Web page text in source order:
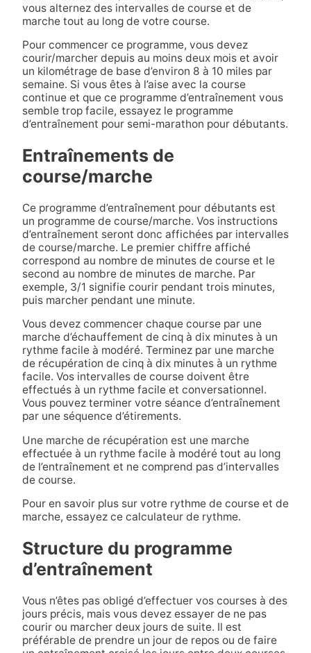
vous alternez des intervalles de course et de
marche tout au long de votre course.
Pour commencer ce programme, vous devez
courir/marcher depuis au moins deux mois et avoir
un kilométrage de base d’environ 8 à 10 miles par
semaine. Si vous êtes à l’aise avec la course
continue et que ce programme d’entraînement vous
semble trop facile, essayez le programme
d’entraînement pour semi-marathon pour débutants.
Entraînements de
course/marche
Ce programme d’entraînement pour débutants est
un programme de course/marche. Vos instructions
d’entraînement seront donc affichées par intervalles
de course/marche. Le premier chiffre affiché
correspond au nombre de minutes de course et le
second au nombre de minutes de marche. Par
exemple, 3/1 signifie courir pendant trois minutes,
puis marcher pendant une minute.
Vous devez commencer chaque course par une
marche d’échauffement de cinq à dix minutes à un
rythme facile à modéré. Terminez par une marche
de récupération de cinq à dix minutes à un rythme
facile. Vos intervalles de course doivent être
effectués à un rythme facile et conversationnel.
Vous pouvez terminer votre séance d’entraînement
par une séquence d’étirements.
Une marche de récupération est une marche
effectuée à un rythme facile à modéré tout au long
de l’entraînement et ne comprend pas d’intervalles
de course.
Pour en savoir plus sur votre rythme de course et de
marche, essayez ce calculateur de rythme.
Structure du programme
d’entraînement
Vous n’êtes pas obligé d’effectuer vos courses à des
jours précis, mais vous devez essayer de ne pas
courir ou marcher deux jours de suite. Il est
préférable de prendre un jour de repos ou de faire